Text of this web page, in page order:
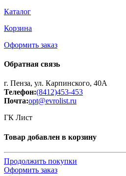
Каталог
Корзина
Оформить заказ
Обратная связь
г. Пенза, ул. Карпинского, 40А
Телефон:(8412)453-453
Почта:opt@evrolist.ru
ГК Лист
Товар добавлен в корзину
Продолжить покупки
Оформить заказ